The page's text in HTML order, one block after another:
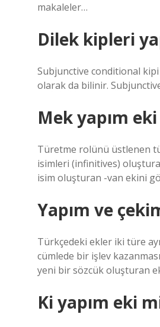
makaleler…
Dilek kipleri
Subjunctive conditional
olarak da bilinir.
Mek yapım
Türetme rolünü üstlenen
isimleri (infinitives)
isim oluşturan -van ekini
Yapım ve
Türkçedeki ekler iki türe
cümlede bir işlev
yeni bir sözcük oluşturan
Ki yapım eki